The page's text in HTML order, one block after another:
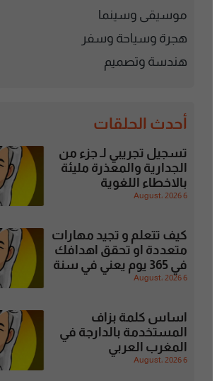
موسيقى وسينما
هجرة وسياحة وسفر
هندسة وتصميم
أحدث الحلقات
تسجيل تجريبي لـ جزء من
الجدارية والمعذرة مليئة
بالاخطاء اللغوية
6 August، 2026
كيف تتعلم و تجيد مهارات
متعددة او تحقق اهدافك
في 365 يوم يعني في سنة
6 August، 2026
اساس كلمة بزاف
المستخدمة بالدارجة في
المغرب العربي
6 August، 2026